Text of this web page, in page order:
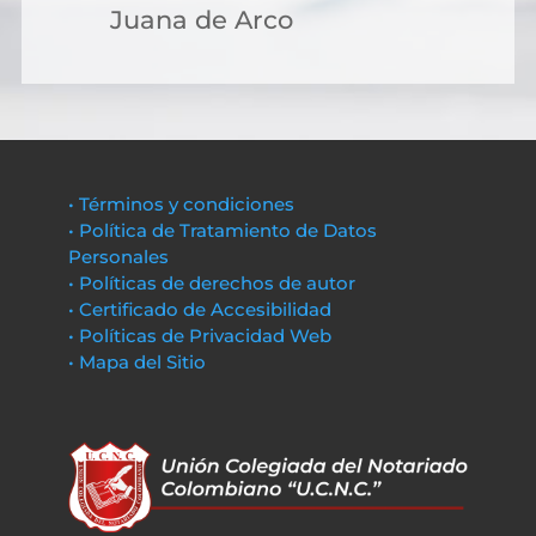
Juana de Arco
• Términos y condiciones
• Política de Tratamiento de Datos
Personales
• Políticas de derechos de autor
• Certificado de Accesibilidad
• Políticas de Privacidad Web
• Mapa del Sitio